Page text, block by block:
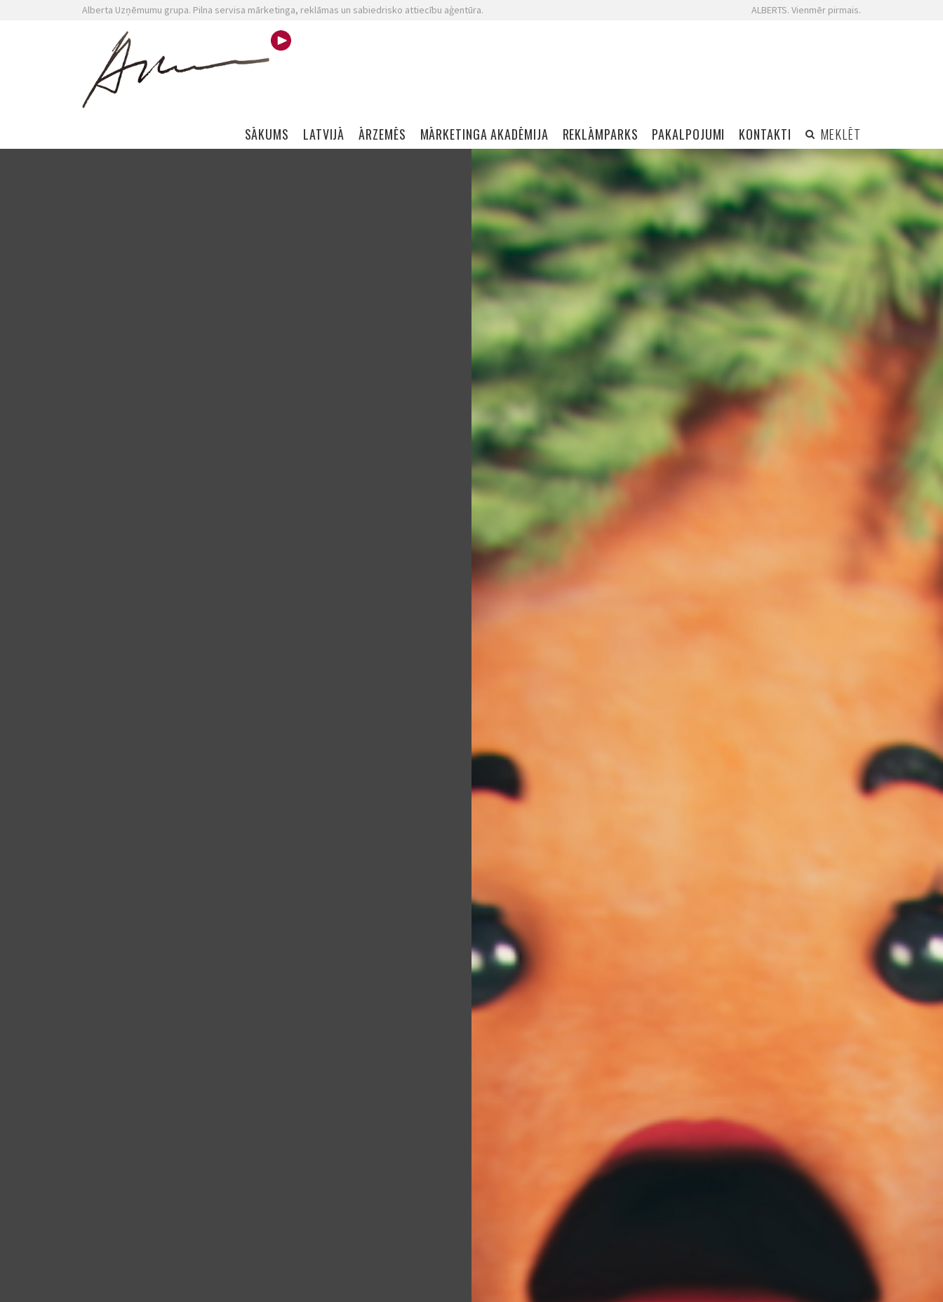
Alberta Uzņēmumu grupa. Pilna servisa mārketinga, reklāmas un sabiedrisko attiecību aģentūra. ALBERTS. Vienmēr pirmais.
Skip navigation
SĀKUMS LATVIJĀ ĀRZEMĒS MĀRKETINGA AKADĒMIJA REKLĀMPARKS PAKALPOJUMI KONTAKTI MEKLĒT